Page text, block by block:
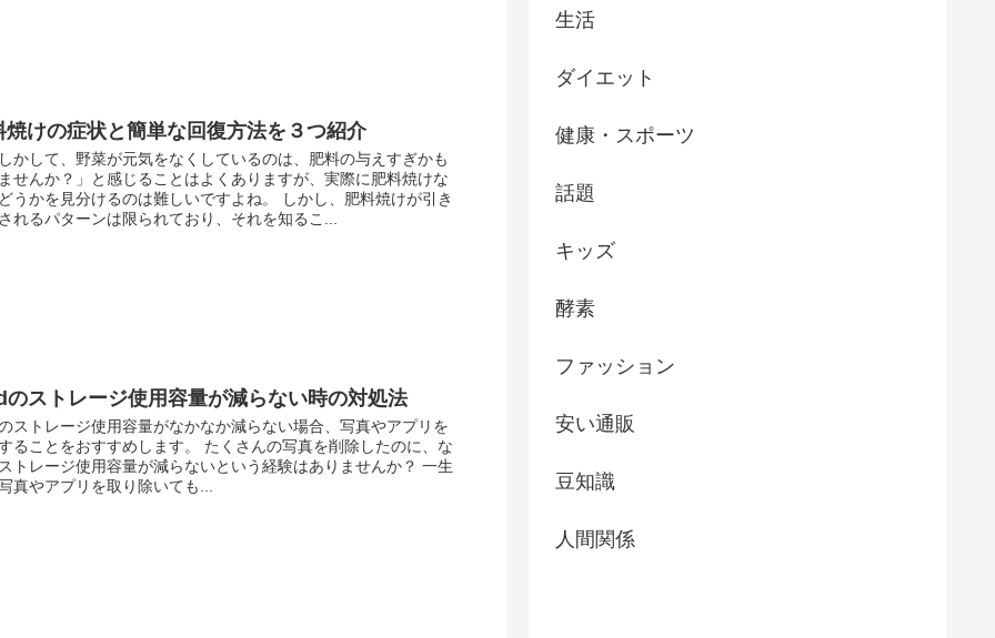
焼けの症状と簡単な回復方法を３つ紹介
かして、野菜が元気をなくしているのは、肥料の与えすぎかも
せんか？」と感じることはよくありますが、実際に肥料焼けな
うかを見分けるのは難しいですよね。 しかし、肥料焼けが引き
れるパターンは限られており、それを知るこ...
のストレージ使用容量が減らない時の対処法
ストレージ使用容量がなかなか減らない場合、写真やアプリを
ることをおすすめします。 たくさんの写真を削除したのに、な
トレージ使用容量が減らないという経験はありませんか？ 一生
真やアプリを取り除いても...
生活
ダイエット
健康・スポーツ
話題
キッズ
酵素
ファッション
安い通販
豆知識
人間関係